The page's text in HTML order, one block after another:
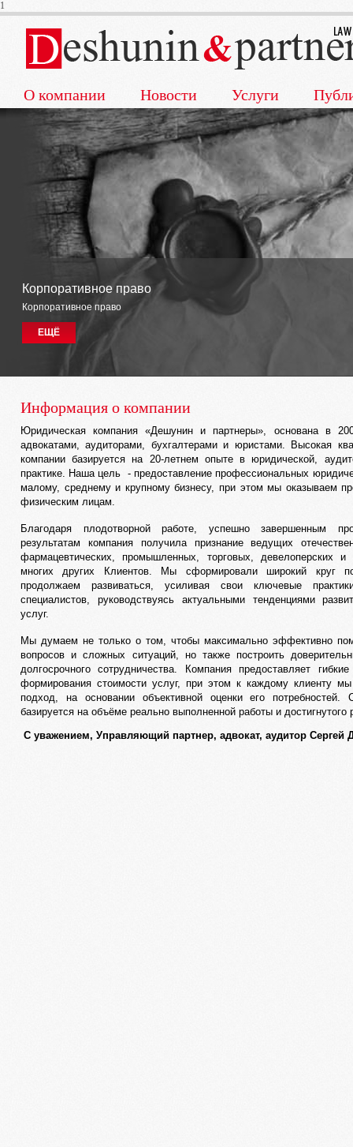
1
О компании Новости Услуги
Корпоративное право
Корпоративное право
ЕЩЁ
Информация о компании
Юридическая компания «Дешунин и партнеры», основана в
адвокатами, аудиторами, бухгалтерами и юристами. Высокая
компании базируется на 20-летнем опыте в юридической,
практике. Наша цель - предоставление профессиональных
малому, среднему и крупному бизнесу, при этом мы оказываем
физическим лицам.
Благодаря плодотворной работе, успешно завершенным
результатам компания получила признание ведущих
фармацевтических, промышленных, торговых, девелоперских
многих других Клиентов. Мы сформировали широкий круг
продолжаем развиваться, усиливая свои ключевые
специалистов, руководствуясь актуальными тенденциями
услуг.
Мы думаем не только о том, чтобы максимально эффективно
вопросов и сложных ситуаций, но также построить
долгосрочного сотрудничества. Компания предоставляет
формирования стоимости услуг, при этом к каждому клиенту
подход, на основании объективной оценки его потребностей.
базируется на объёме реально выполненной работы и достигнутого
С уважением, Управляющий партнер, адвокат, аудитор Сергей